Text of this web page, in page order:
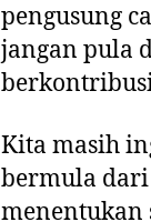
pengusung
jangan pula
Kita masih
bermula dari
menentukan